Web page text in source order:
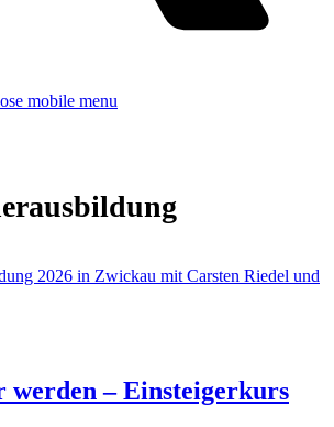
mobile menu
werden – Einsteigerkurs